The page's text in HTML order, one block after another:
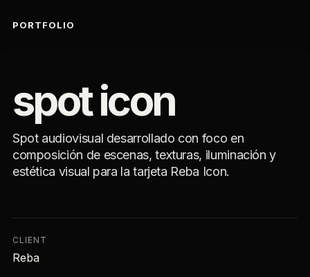
PORTFOLIO
spot icon
Spot audiovisual desarrollado con foco en
composición de escenas, texturas, iluminación y
estética visual para la tarjeta Reba Icon.
CLIENT
Reba